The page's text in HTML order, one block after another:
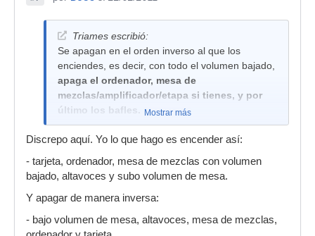
Triames escribió:
Se apagan en el orden inverso al que los
enciendes, es decir, con todo el volumen bajado,
apaga el ordenador, mesa de
mezclas/amplificador/etapa si tienes, y por
último los bafles.
Mostrar más
Discrepo aquí. Yo lo que hago es encender así:
- tarjeta, ordenador, mesa de mezclas con volumen
bajado, altavoces y subo volumen de mesa.
Y apagar de manera inversa:
- bajo volumen de mesa, altavoces, mesa de mezclas,